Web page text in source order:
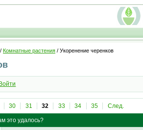
/ Комнатные растения / Укоренение черенков
Войти
30 31 32 33 34 35 След.
это удалось?